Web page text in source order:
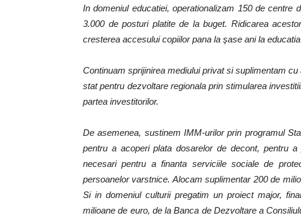
In domeniul educatiei, operationalizam 150 de centre
3.000 de posturi platite de la buget. Ridicarea
cresterea accesului copiilor pana la şase ani la
Continuam sprijinirea mediului privat si suplimentam
stat pentru dezvoltare regionala prin stimularea
partea investitorilor.
De asemenea, sustinem IMM-urilor prin programul
pentru a acoperi plata dosarelor de decont, pentru
necesari pentru a finanta serviciile sociale de
persoanelor varstnice. Alocam suplimentar 200 de
Si in domeniul culturii pregatim un proiect major,
milioane de euro, de la Banca de Dezvoltare a